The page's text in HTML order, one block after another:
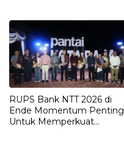
RUPS Bank NTT 2026 di
Ende Momentum Penting
Untuk Memperkuat